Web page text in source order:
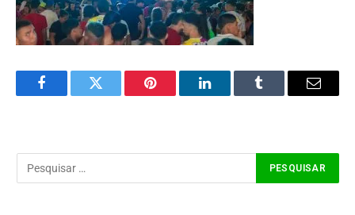
FacebookTwitter Pinterest LinkedInTumblr Email